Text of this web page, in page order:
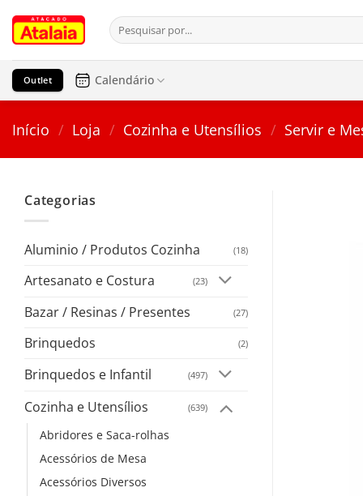
para
conteúdo
Pesquisar
por:
Outlet Calendário
Início / Loja / Cozinha e Utensílios / Servir e
Categorias
Aluminio / Produtos Cozinha (18)
Artesanato e Costura (23)
Bazar / Resinas / Presentes (27)
Brinquedos (2)
Brinquedos e Infantil (497)
Cozinha e Utensílios (639)
Abridores e Saca-rolhas
Acessórios de Mesa
Acessórios Diversos